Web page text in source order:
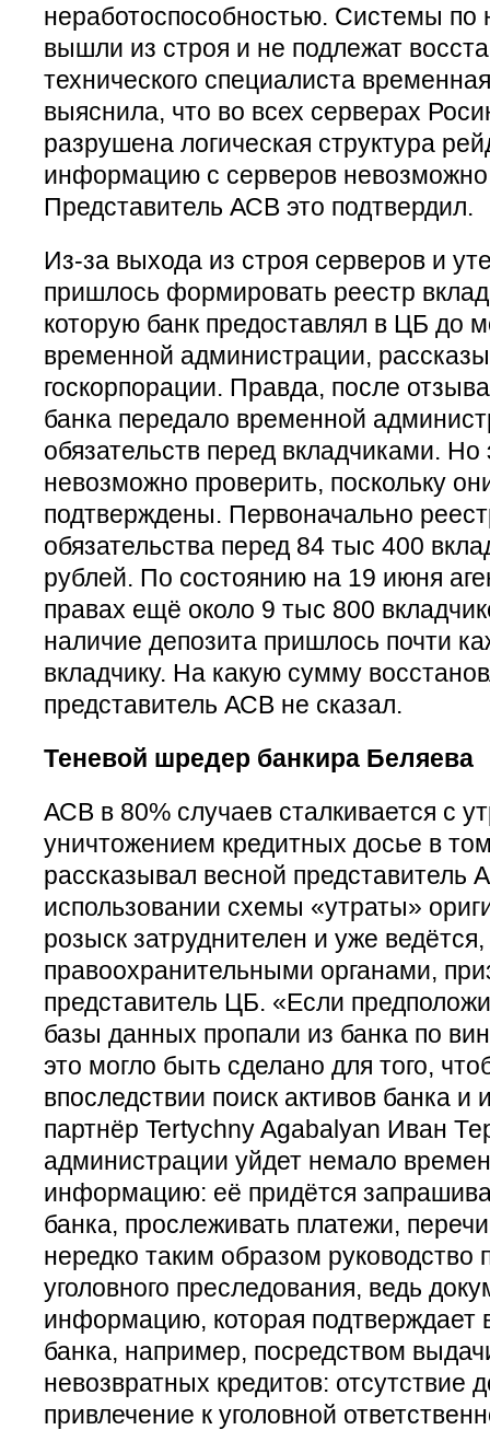
неработоспособностью. Системы по
вышли из строя и не подлежат
технического специалиста
выяснила, что во всех серверах
разрушена логическая структура
информацию с серверов
Представитель АСВ это подтвердил.
Из-за выхода из строя серверов и
пришлось формировать реестр
которую банк предоставлял в ЦБ до
временной администрации,
госкорпорации. Правда, после
банка передало временной
обязательств перед вкладчиками.
невозможно проверить, поскольку
подтверждены. Первоначально
обязательства перед 84 тыс 400
рублей. По состоянию на 19 июня
правах ещё около 9 тыс 800
наличие депозита пришлось почти
вкладчику. На какую сумму
представитель АСВ не сказал.
Теневой шредер банкира Беляева
АСВ в 80% случаев сталкивается с
уничтожением кредитных досье в
рассказывал весной представитель
использовании схемы «утраты»
розыск затруднителен и уже
правоохранительными органами,
представитель ЦБ. «Если
базы данных пропали из банка по
это могло быть сделано для того,
впоследствии поиск активов банка и
партнёр Tertychny Agabalyan Иван
администрации уйдет немало
информацию: её придётся
банка, прослеживать платежи,
нередко таким образом руководство
уголовного преследования, ведь
информацию, которая подтверждает
банка, например, посредством
невозвратных кредитов: отсутствие
привлечение к уголовной